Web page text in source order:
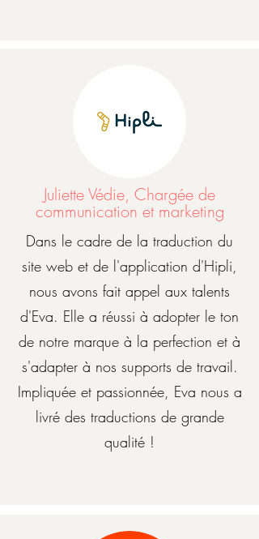
Juliette Védie, Chargée de
communication et marketing
Dans le cadre de la traduction du
site web et de l'application d'Hipli,
nous avons fait appel aux talents
d'Eva. Elle a réussi à adopter le ton
de notre marque à la perfection et à
s'adapter à nos supports de travail.
Impliquée et passionnée, Eva nous a
livré des traductions de grande
qualité !